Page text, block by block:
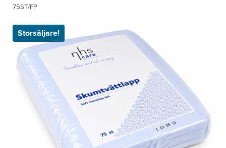
75ST/FP
Storsäljare!